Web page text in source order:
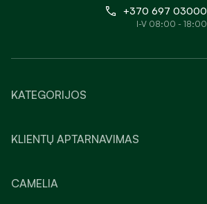
+370 697 03000
I-V 08:00 - 18:00
KATEGORIJOS
KLIENTŲ APTARNAVIMAS
CAMELIA